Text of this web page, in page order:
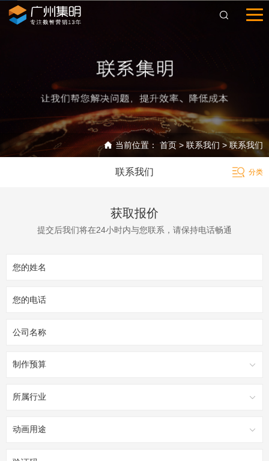
当前位置： 首页 > 联系我们 >联系我们
联系我们
获取报价
提交后我们将在24小时内与您联系，请保持电话畅通